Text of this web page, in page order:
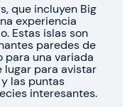
que incluyen Big
experiencia
Estas islas son
paredes de
para una variada
lugar para avistar
las puntas
interesantes.